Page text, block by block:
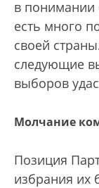
в понимании
есть много
своей
следующие
выборов
Молчание
Позиция
избрания их